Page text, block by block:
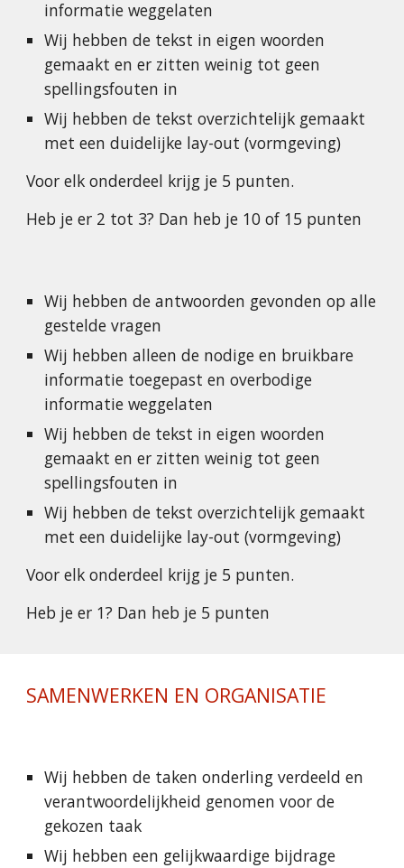
informatie weggelaten
Wij hebben de tekst in eigen woorden
gemaakt en er zitten weinig tot geen
spellingsfouten in
Wij hebben de tekst overzichtelijk gemaakt
met een duidelijke lay-out (vormgeving)
Voor elk onderdeel krijg je 5 punten.
Heb je er 2 tot 3? Dan heb je 10 of 15 punten
Wij hebben de antwoorden gevonden op alle
gestelde vragen
Wij hebben alleen de nodige en bruikbare
informatie toegepast en overbodige
informatie weggelaten
Wij hebben de tekst in eigen woorden
gemaakt en er zitten weinig tot geen
spellingsfouten in
Wij hebben de tekst overzichtelijk gemaakt
met een duidelijke lay-out (vormgeving)
Voor elk onderdeel krijg je 5 punten.
Heb je er 1? Dan heb je 5 punten
SAMENWERKEN EN ORGANISATIE
Wij hebben de taken onderling verdeeld en
verantwoordelijkheid genomen voor de
gekozen taak
Wij hebben een gelijkwaardige bijdrage